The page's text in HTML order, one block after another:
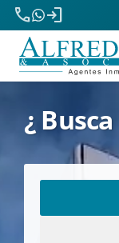
phone
login
¿